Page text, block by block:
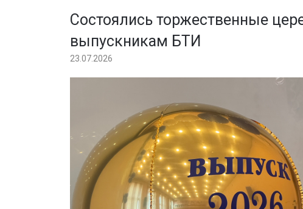
Состоялись торжественные
выпускникам БТИ
23.07.2026